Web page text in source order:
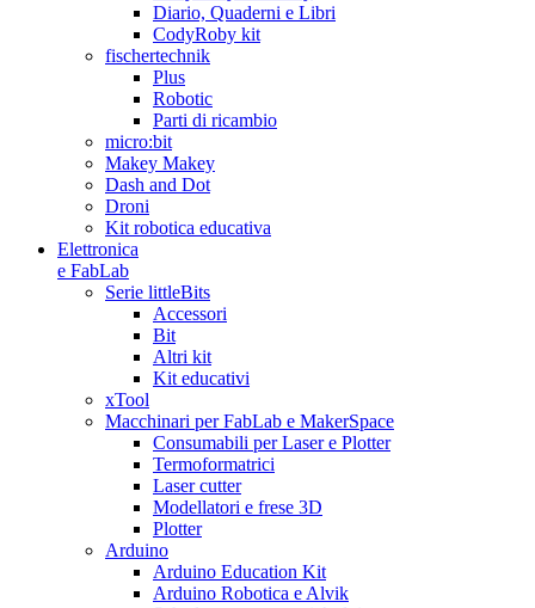
Diario, Quaderni e Libri
CodyRoby kit
fischertechnik
Plus
Robotic
Parti di ricambio
micro:bit
Makey Makey
Dash and Dot
Droni
Kit robotica educativa
Elettronica
e FabLab
Serie littleBits
Accessori
Bit
Altri kit
Kit educativi
xTool
Macchinari per FabLab e MakerSpace
Consumabili per Laser e Plotter
Termoformatrici
Laser cutter
Modellatori e frese 3D
Plotter
Arduino
Arduino Education Kit
Arduino Robotica e Alvik